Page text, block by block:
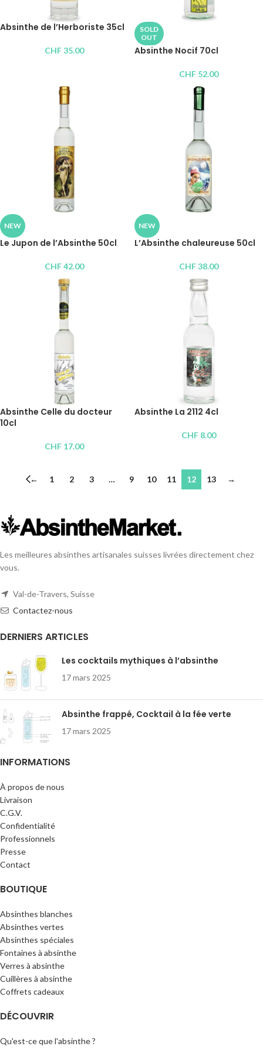
Absinthe de l’Herboriste 35cl
CHF35.00
SOLD
OUT
Absinthe Nocif 70cl
CHF 52.00
NEW
Le Jupon de l’Absinthe 50cl
CHF42.00
NEW
L’Absinthe chaleureuse 50cl
CHF38.00
Absinthe Celle du docteur
10cl
CHF 17.00
Absinthe La 2112 4cl
CHF 8.00
← 1 2 3 … 9 10 11 12 13 →
Les meilleures absinthes artisanales suisses livrées directement chez
vous.
Val-de-Travers, Suisse
Contactez-nous
DERNIERS ARTICLES
Les cocktails mythiques à l’absinthe
17 mars 2025
Absinthe frappé, Cocktail à la fée verte
17 mars 2025
INFORMATIONS
À propos de nous
Livraison
C.G.V.
Confidentialité
Professionnels
Presse
Contact
BOUTIQUE
Absinthes blanches
Absinthes vertes
Absinthes spéciales
Fontaines à absinthe
Verres à absinthe
Cuillères à absinthe
Coffrets cadeaux
DÉCOUVRIR
Qu'est-ce que l'absinthe ?